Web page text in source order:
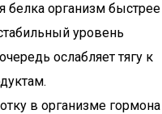
белка организм быстрее
уровень
ослабляет тягу к
в организме гормона